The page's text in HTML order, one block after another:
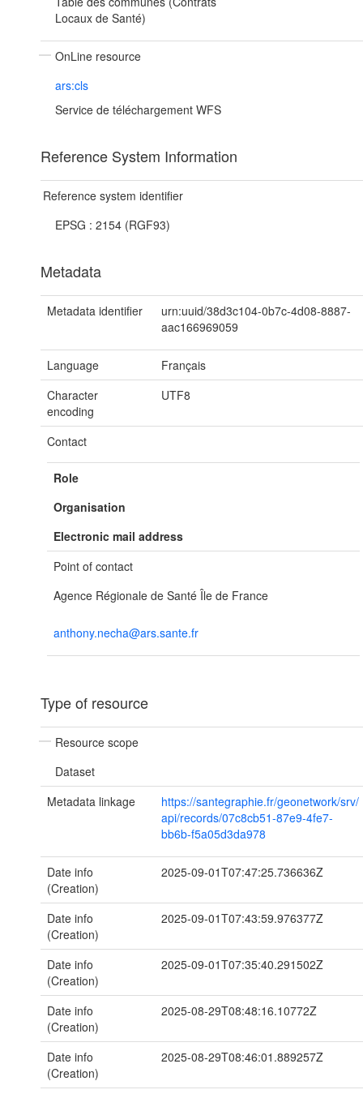
Locaux de Santé)
OnLine resource
ars:cls
Service de téléchargement WFS
Reference System Information
Reference system identifier
EPSG : 2154 (RGF93)
Metadata
Metadata identifier
urn:uuid/38d3c104-0b7c-4d08-8887-
aac166969059
Language
Français
Character
encoding
UTF8
Contact
Role
Organisation
Electronic mail address
Point of contact
Agence Régionale de Santé Île de France
anthony.necha@ars.sante.fr
Type of resource
Resource scope
Dataset
Metadata linkage
https://santegraphie.fr/geonetwork/srv/
api/records/07c8cb51-87e9-4fe7-
bb6b-f5a05d3da978
Date info
(Creation)
2025-09-01T07:47:25.736636Z
Date info
(Creation)
2025-09-01T07:43:59.976377Z
Date info
(Creation)
2025-09-01T07:35:40.291502Z
Date info
(Creation)
2025-08-29T08:48:16.10772Z
Date info
(Creation)
2025-08-29T08:46:01.889257Z